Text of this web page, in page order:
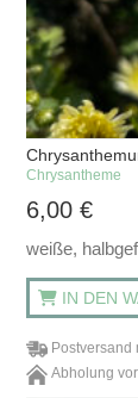
Chrysantheme
6,00€
weiße,
IN DEN
Postversand
Abholung